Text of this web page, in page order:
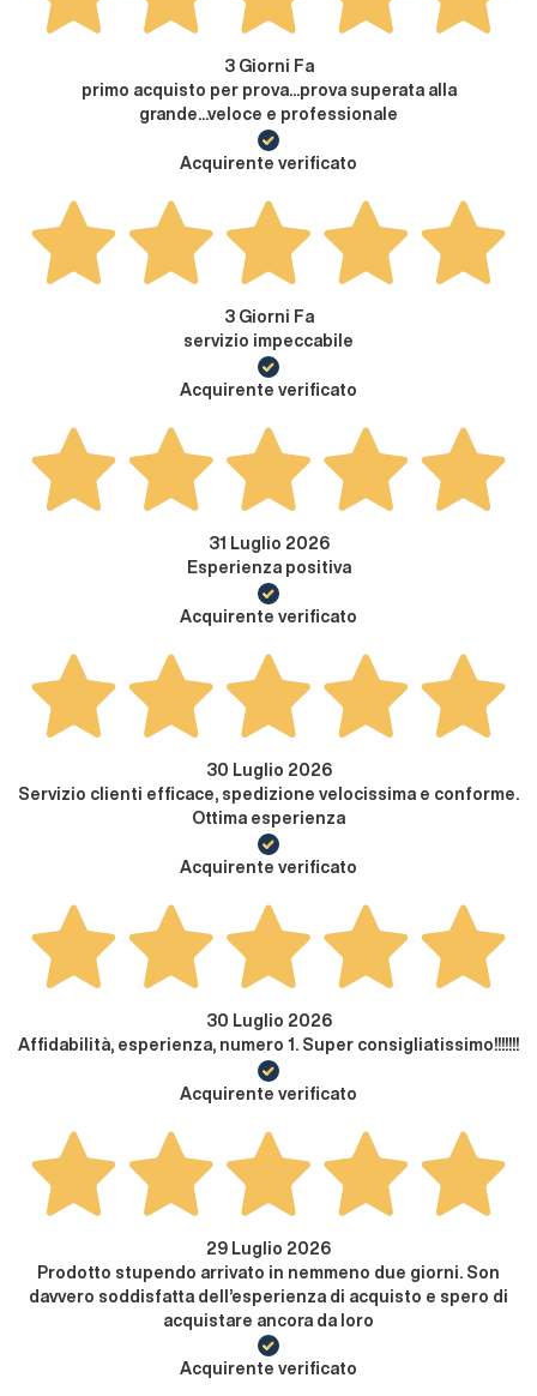
3 Giorni Fa
primo acquisto per prova...prova superata alla
grande...veloce e professionale
Acquirente verificato
3 Giorni Fa
servizio impeccabile
Acquirente verificato
31 Luglio 2026
Esperienza positiva
Acquirente verificato
30 Luglio 2026
Servizio clienti efficace, spedizione velocissima e conforme.
Ottima esperienza
Acquirente verificato
30 Luglio 2026
Affidabilità, esperienza, numero 1. Super consigliatissimo!!!!!!!
Acquirente verificato
29 Luglio 2026
Prodotto stupendo arrivato in nemmeno due giorni. Son
davvero soddisfatta dell’esperienza di acquisto e spero di
acquistare ancora da loro
Acquirente verificato